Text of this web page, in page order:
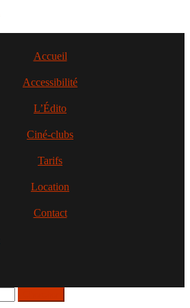
Accueil
Accessibilité
L’Édito
Ciné-clubs
Tarifs
Location
Contact